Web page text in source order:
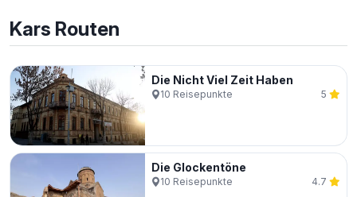
Kars Routen
Die Nicht Viel Zeit Haben
10 Reisepunkte 5
Die Glockentöne
10 Reisepunkte 4.7